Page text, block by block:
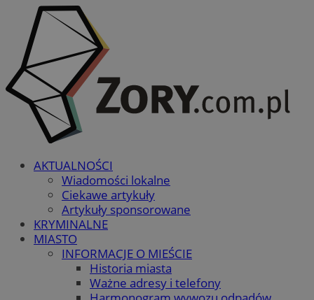
AKTUALNOŚCI
Wiadomości lokalne
Ciekawe artykuły
Artykuły sponsorowane
KRYMINALNE
MIASTO
INFORMACJE O MIEŚCIE
Historia miasta
Ważne adresy i telefony